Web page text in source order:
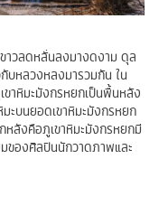
าวลดหลั่นลงมางดงาม ดุล
บหลวงหลงมารวมกัน ใน
าหิมะมังกรหยกเป็นพื้นหลัง
ะบนยอดเขาหิมะมังกรหยก
ลังคือภูเขาหิมะมังกรหยกมี
ของศิลปินนักวาดภาพและ